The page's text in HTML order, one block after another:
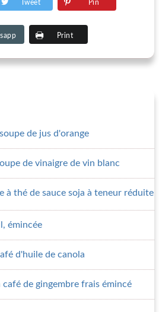
Tweet Pin
Print
de jus d'orange
de vinaigre de vin blanc
à thé de sauce soja à teneur réduite
émincée
d'huile de canola
café de gingembre frais émincé